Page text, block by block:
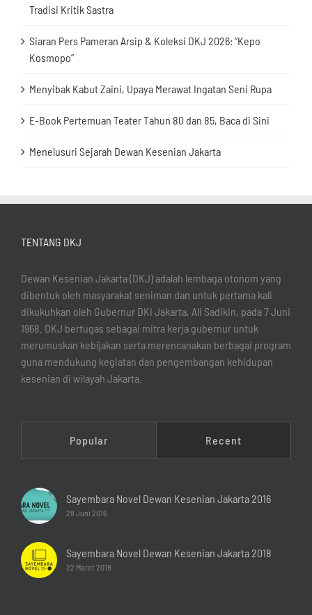
Tradisi Kritik Sastra
Siaran Pers Pameran Arsip & Koleksi DKJ 2026: “Kepo
Kosmopo”
Menyibak Kabut Zaini, Upaya Merawat Ingatan Seni Rupa
E-Book Pertemuan Teater Tahun 80 dan 85, Baca di Sini
Menelusuri Sejarah Dewan Kesenian Jakarta
TENTANG DKJ
Dewan Kesenian Jakarta (DKJ) adalah lembaga otonom yang
dibentuk oleh masyarakat seniman dan untuk pertama kali
dikukuhkan oleh Gubernur DKI Jakarta, Ali Sadikin, pada 7 Juni
1968. DKJ bertugas sebagai mitra kerja gubernur untuk
merumuskan kebijakan serta merencanakan berbagai program
guna mendukung kegiatan dan pengembangan kehidupan
kesenian di wilayah Jakarta.
Popular Recent
Sayembara Novel Dewan Kesenian Jakarta 2016
28 Juni 2016
Sayembara Novel Dewan Kesenian Jakarta 2018
22 Maret 2018